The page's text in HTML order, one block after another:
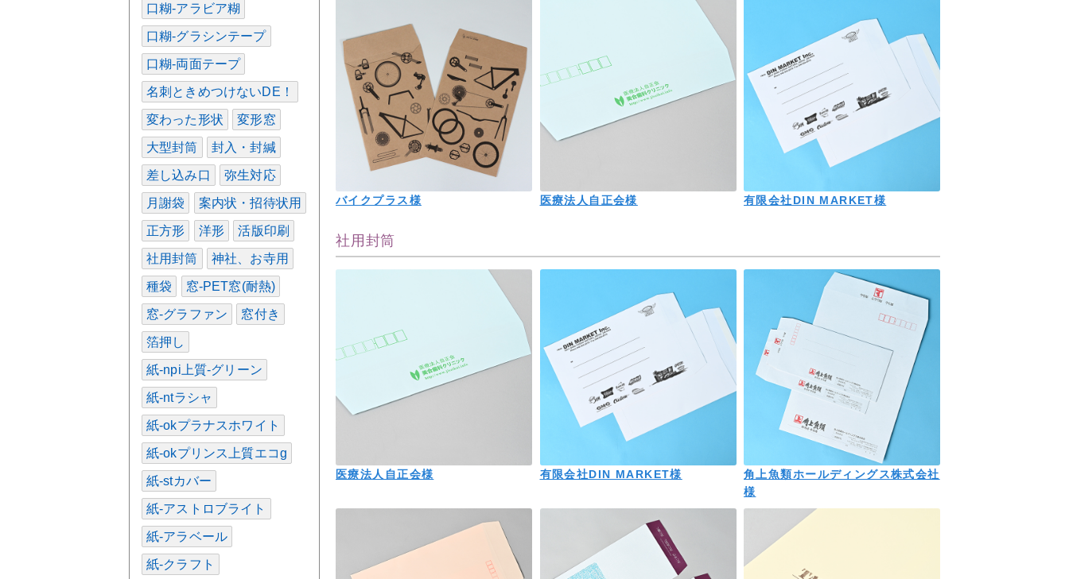
バイクプラス様 医療法人自正会様 有限会社DIN MARKET様
社用封筒
医療法人自正会様 有限会社DIN MARKET様
角上魚類ホールディングス株式会社
様
口糊-アラビア糊
口糊-グラシンテープ
口糊-両面テープ
名刺ときめつけないDE！
変わった形状 変形窓
大型封筒 封入・封緘
差し込み口 弥生対応
月謝袋 案内状・招待状用
正方形 洋形 活版印刷
社用封筒 神社、お寺用
種袋 窓-PET窓(耐熱)
窓-グラファン 窓付き
箔押し
紙-npi上質-グリーン
紙-ntラシャ
紙-okプラナスホワイト
紙-okプリンス上質エコg
紙-stカバー
紙-アストロブライト
紙-アラベール
紙-クラフト